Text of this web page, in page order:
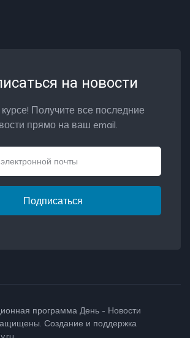
на новости
курсе! Получите все последние
прямо на ваш email.
Подписаться
программа День - Новости
Создание и поддержка